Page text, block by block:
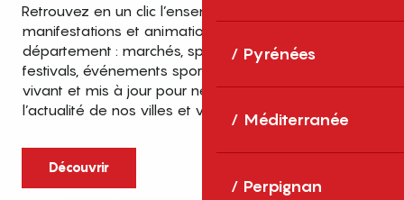
Pyrénées
Méditerranée
Perpignan
Retrouvez en un clic l’ensemble des fêtes,
manifestations et animations recensées dans le
département : marchés, spectacles, expositions,
festivals, événements sportifs et culturels… un agenda
vivant et mis à jour pour ne rien manquer de
l’actualité de nos villes et villages.
Découvrir